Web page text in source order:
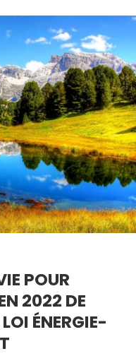
POUR
2022 DE
ÉNERGIE-